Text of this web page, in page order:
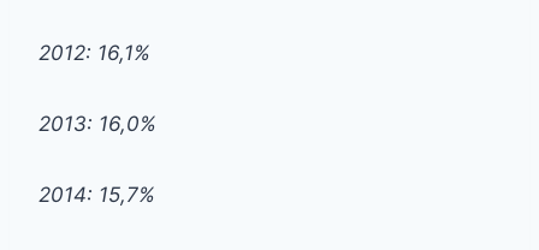
2012: 16,1%
2013: 16,0%
2014: 15,7%